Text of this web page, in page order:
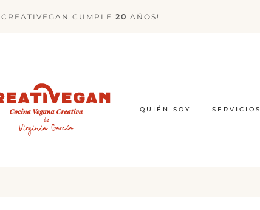
CUMPLE 20 AÑOS!
QUIÉN SOY SERVICIOS